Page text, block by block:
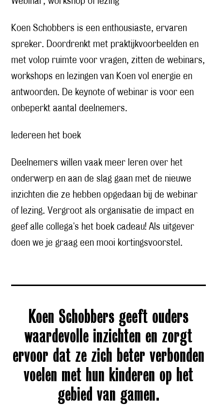
Koen Schobbers is een enthousiaste, ervaren
spreker. Doordrenkt met praktijkvoorbeelden en
met volop ruimte voor vragen, zitten de webinars,
workshops en lezingen van Koen vol energie en
antwoorden. De keynote of webinar is voor een
onbeperkt aantal deelnemers.
Iedereen het boek
Deelnemers willen vaak meer leren over het
onderwerp en aan de slag gaan met de nieuwe
inzichten die ze hebben opgedaan bij de webinar
of lezing. Vergroot als organisatie de impact en
geef alle collega's het boek cadeau! Als uitgever
doen we je graag een mooi kortingsvoorstel.
Koen Schobbers geeft ouders
waardevolle inzichten en zorgt
ervoor dat ze zich beter verbonden
voelen met hun kinderen op het
gebied van gamen.